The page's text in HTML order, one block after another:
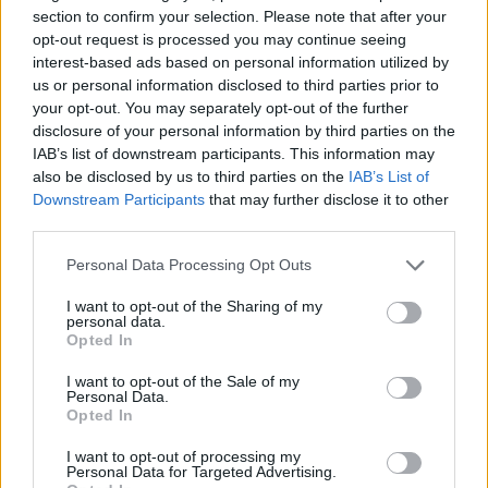
section to confirm your selection. Please note that after your
opt-out request is processed you may continue seeing
interest-based ads based on personal information utilized by
us or personal information disclosed to third parties prior to
your opt-out. You may separately opt-out of the further
disclosure of your personal information by third parties on the
IAB’s list of downstream participants. This information may
also be disclosed by us to third parties on the IAB’s List of
Downstream Participants that may further disclose it to other
Personal Data Processing Opt Outs
I want to opt-out of the Sharing of my
personal data.
Opted In
I want to opt-out of the Sale of my
Personal Data.
Opted In
I want to opt-out of processing my
Personal Data for Targeted Advertising.
αστράγαλο. Τέλος, θυμίζουμε πως οι Ραζόν Ρόντο
καιΤζάρεντ Σάλιντζερπαραμένουν στο περιθώριο,
κάτι που θα συμβεί για το υπόλοιπο πρωτάθλημα.
Παιχνίδι από παντού στη Novibet με το
νέο Mobile App
Ουίλιαμς Τέρενς